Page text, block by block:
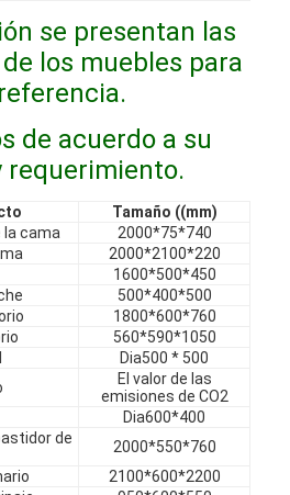
se presentan las
los muebles para
de acuerdo a su
requerimiento.
Tamaño ((mm)
la cama
2000*75*740
2000*2100*220
1600*500*450
500*400*500
1800*600*760
560*590*1050
Dia500 * 500
El valor de las
emisiones de CO2
Dia600*400
de
2000*550*760
2100*600*2200